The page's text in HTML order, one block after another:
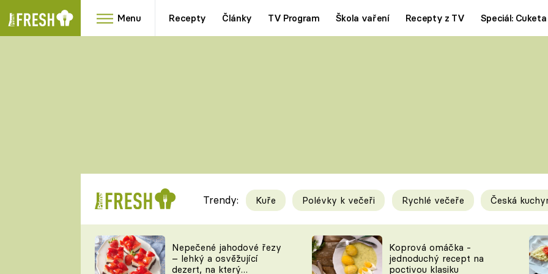
Menu Recepty Články TV Program Škola vaření Recepty z TV Speciál: Cuketa
RYCHLOVKY
Videorecepty
TEĎ VAŘÍ ŠÉF!
Tipy a triky
KAM ZA JÍDLEM
Trendy: Kuře Polévky k večeři Rychlé večeře Česká
Nepečené jahodové řezy
– lehký a osvěžující
dezert, na který
Koprová omáčka -
jednoduchý recept na
poctivou klasiku